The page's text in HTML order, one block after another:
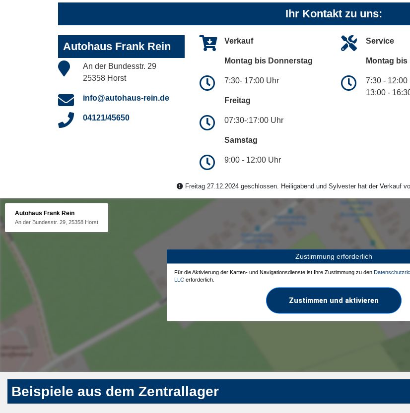
Ihr Kontakt zu uns:
Autohaus Frank Rein
An der Bundesstr. 29
25358 Horst
info@autohaus-rein.de
04121/45650
Verkauf
Montag bis Donnerstag
7:30- 17:00 Uhr
Freitag
07:30-:17:00 Uhr
Samstag
9:00 - 12:00 Uhr
Service
Montag bis
7:30 - 12:00
13:00 -
Freitag 27.12.2024 geschlossen. Heiligabend und Sylvester hat der Verkauf
Autohaus Frank Rein
An der Bundesstr. 29, 25358 Horst
Zustimmung erforderlich
Für die Aktivierung der Karten- und Navigationsdienste ist Ihre Zustimmung zu den
LLC erforderlich.
Zustimmen und aktivieren
Beispiele aus dem Zentrallager